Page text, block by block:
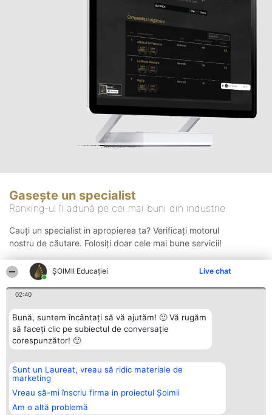
ȘOIMII Educației Live chat
02:40
Bună, suntem încântați să vă ajutăm! 🙂 Vă rugăm
să faceți clic pe subiectul de conversație
corespunzător! 🙂
Sunt un Laureat, vreau să ridic materiale de
marketing
Vreau să-mi înscriu firma in proiectul Șoimii
Am o altă problemă
Gasește un specialist
Ranking-ul îi adună pe cei mai buni din industrie
Cauți un specialist in apropierea ta? Verificați motorul
nostru de căutare. Folosiți doar cele mai bune servicii!
Organizator Ranking
BRIGHT SOLUTIONS BR SRL
Aleea Timisul De Sus 2 Bl. A30
Sc. A Et. 4 Ap. 13 Cod 061952
București
Plebiscyt
Lista Tuturor
Laureaților
Contact